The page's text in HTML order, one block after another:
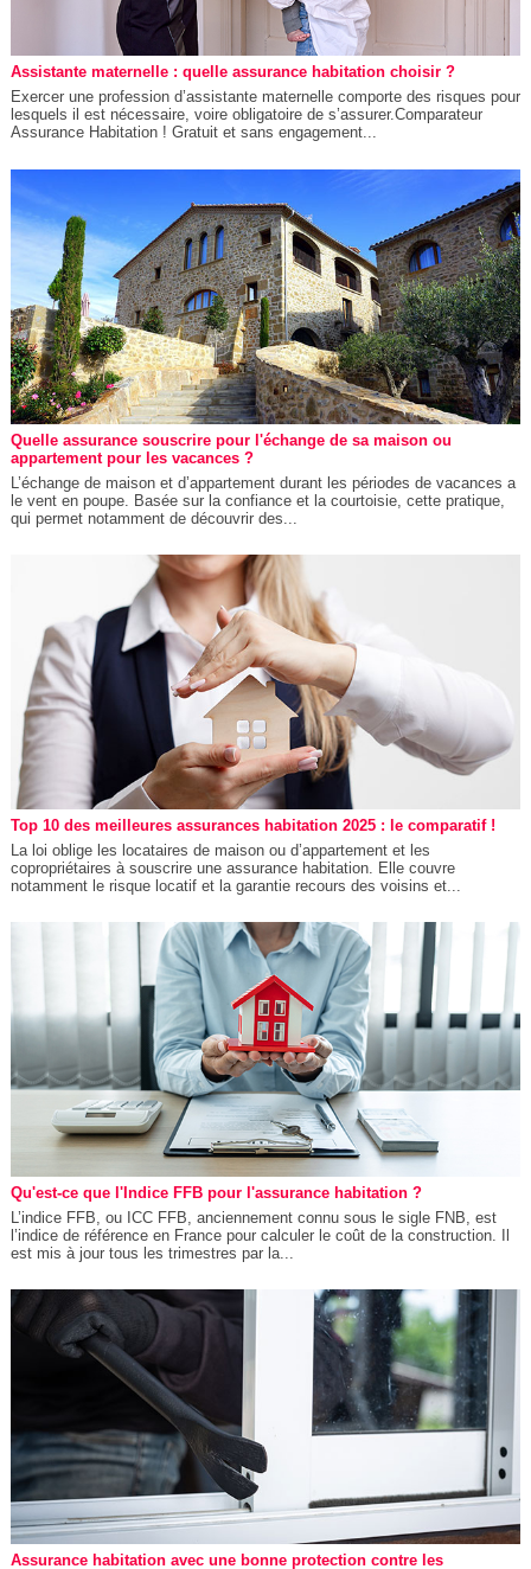
Assistante maternelle : quelle assurance habitation choisir ?
Exercer une profession d’assistante maternelle comporte des risques pour
lesquels il est nécessaire, voire obligatoire de s’assurer.Comparateur
Assurance Habitation ! Gratuit et sans engagement...
Quelle assurance souscrire pour l'échange de sa maison ou
appartement pour les vacances ?
L’échange de maison et d’appartement durant les périodes de vacances a
le vent en poupe. Basée sur la confiance et la courtoisie, cette pratique,
qui permet notamment de découvrir des...
Top 10 des meilleures assurances habitation 2025 : le comparatif !
La loi oblige les locataires de maison ou d’appartement et les
copropriétaires à souscrire une assurance habitation. Elle couvre
notamment le risque locatif et la garantie recours des voisins et...
Qu'est-ce que l'Indice FFB pour l'assurance habitation ?
L’indice FFB, ou ICC FFB, anciennement connu sous le sigle FNB, est
l’indice de référence en France pour calculer le coût de la construction. Il
est mis à jour tous les trimestres par la...
Assurance habitation avec une bonne protection contre les